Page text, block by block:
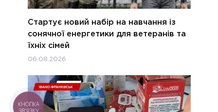
Стартує новий набір на навчання із
сонячної енергетики для ветеранів та
їхніх сімей
06.08.2026
КНОПКА
ЗВ'ЯЗКУ